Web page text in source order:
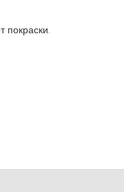
покраски.